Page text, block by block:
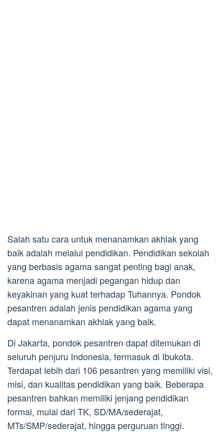
Salah satu cara untuk menanamkan akhlak yang
baik adalah melalui pendidikan. Pendidikan sekolah
yang berbasis agama sangat penting bagi anak,
karena agama menjadi pegangan hidup dan
keyakinan yang kuat terhadap Tuhannya. Pondok
pesantren adalah jenis pendidikan agama yang
dapat menanamkan akhlak yang baik.
Di Jakarta, pondok pesantren dapat ditemukan di
seluruh penjuru Indonesia, termasuk di Ibukota.
Terdapat lebih dari 106 pesantren yang memiliki visi,
misi, dan kualitas pendidikan yang baik. Beberapa
pesantren bahkan memiliki jenjang pendidikan
formal, mulai dari TK, SD/MA/sederajat,
MTs/SMP/sederajat, hingga perguruan tinggi.